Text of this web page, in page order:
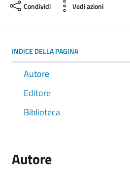
Condividi Vedi azioni
INDICE DELLA PAGINA
Autore
Editore
Biblioteca
Autore